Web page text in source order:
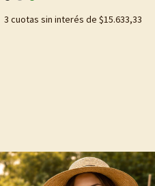
3 cuotas sin interés de $15.633,33